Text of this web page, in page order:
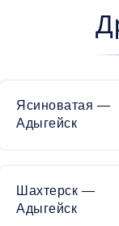
Ясиноватая —
Адыгейск
Шахтерск —
Адыгейск